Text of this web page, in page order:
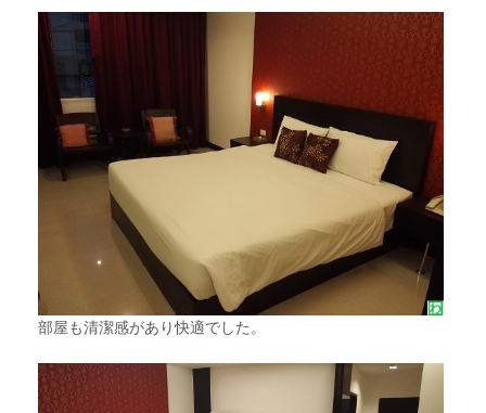
部屋も清潔感があり快適でした。